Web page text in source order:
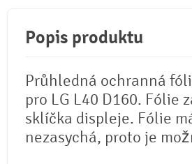
Popis produktu
Průhledná ochranná
pro LG L40 D160. Fólie
sklíčka displeje. Fólie
nezasychá, proto je